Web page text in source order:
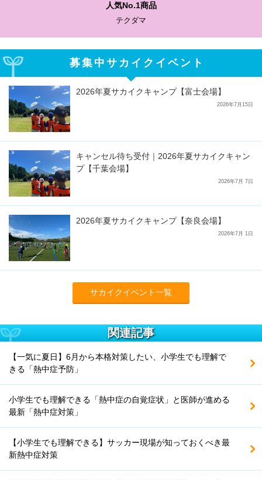
人気No.1商品
テクダマ
募集中サカイクイベント
2026年夏サカイクキャンプ【富士会場】
2026年7月15日
キャンセル待ち受付｜2026年夏サカイクキャン
プ【千葉会場】
2026年7月 7日
2026年夏サカイクキャンプ【奈良会場】
2026年7月 1日
サカイクイベント一覧
関連記事
【一気に夏日】6月から本格対策したい、小学生でも理解で
きる「熱中症予防」
小学生でも理解できる「熱中症の自覚症状」と医師が進める
最新「熱中症対策」
【小学生でも理解できる】サッカー現場が知っておくべき最
新熱中症対策